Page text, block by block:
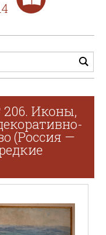
Иконы,
(Россия —